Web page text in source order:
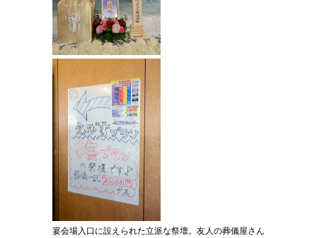
宴会場入口に設えられた立派な祭壇。友人の葬儀屋さん